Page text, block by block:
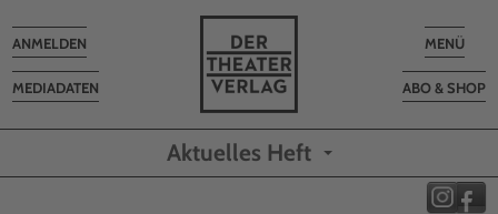
Toggle
MENÜ
ABO & SHOP
MEDIADATEN
Toggle
navigation
ANMELDEN
Aktuelles Heft